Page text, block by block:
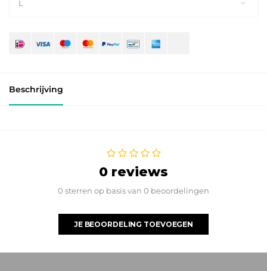
L
Beschrijving
0 reviews
0 sterren op basis van 0 beoordelingen
JE BEOORDELING TOEVOEGEN